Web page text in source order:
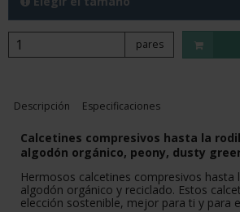
pares
Descripción Especificaciones
Calcetines compresivos hasta la
algodón orgánico, peony, dusty
Hermosos calcetines compresivos hasta
algodón orgánico y reciclado. Estos
elección sostenible, mejor para ti y para